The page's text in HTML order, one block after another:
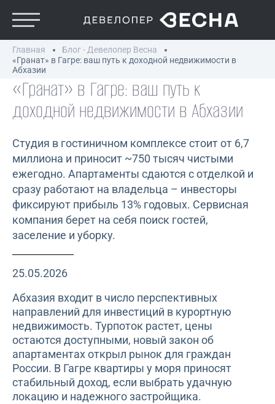
Главная
Блог - Девелопер Весна
«Гранат» в Гагре: ваш путь к доходной недвижимости в
Абхазии
«Гранат» в Гагре: ваш путь к
доходной недвижимости в Абхазии
Студия в гостиничном комплексе стоит от 6,7
миллиона и приносит ~750 тысяч чистыми
ежегодно. Апартаменты сдаются с отделкой и
сразу работают на владельца – инвесторы
фиксируют прибыль 13% годовых. Сервисная
компания берет на себя поиск гостей,
заселение и уборку.
25.05.2026
Абхазия входит в число перспективных
направлений для инвестиций в курортную
недвижимость. Турпоток растет, цены
остаются доступными, новый закон об
апартаментах открыл рынок для граждан
России. В Гагре квартиры у моря приносят
стабильный доход, если выбрать удачную
локацию и надежного застройщика.